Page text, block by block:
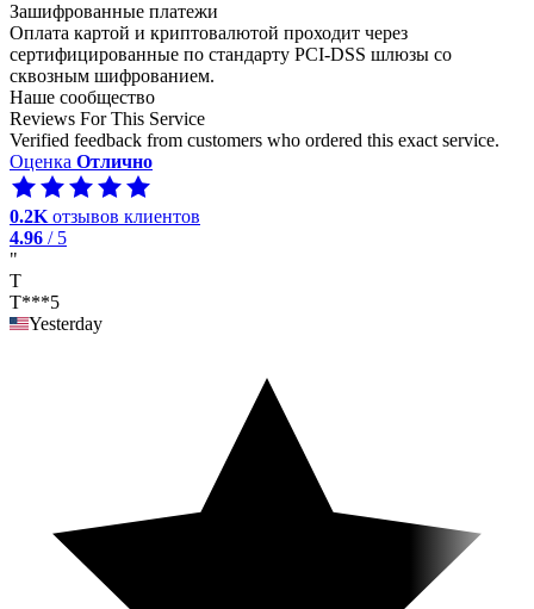
Зашифрованные платежи
Оплата картой и криптовалютой проходит через
сертифицированные по стандарту PCI-DSS шлюзы со
сквозным шифрованием.
Наше сообщество
Reviews For This Service
Verified feedback from customers who ordered this exact service.
Оценка Отлично
0.2K отзывов клиентов
4.96 / 5
"
T
T***5
Yesterday